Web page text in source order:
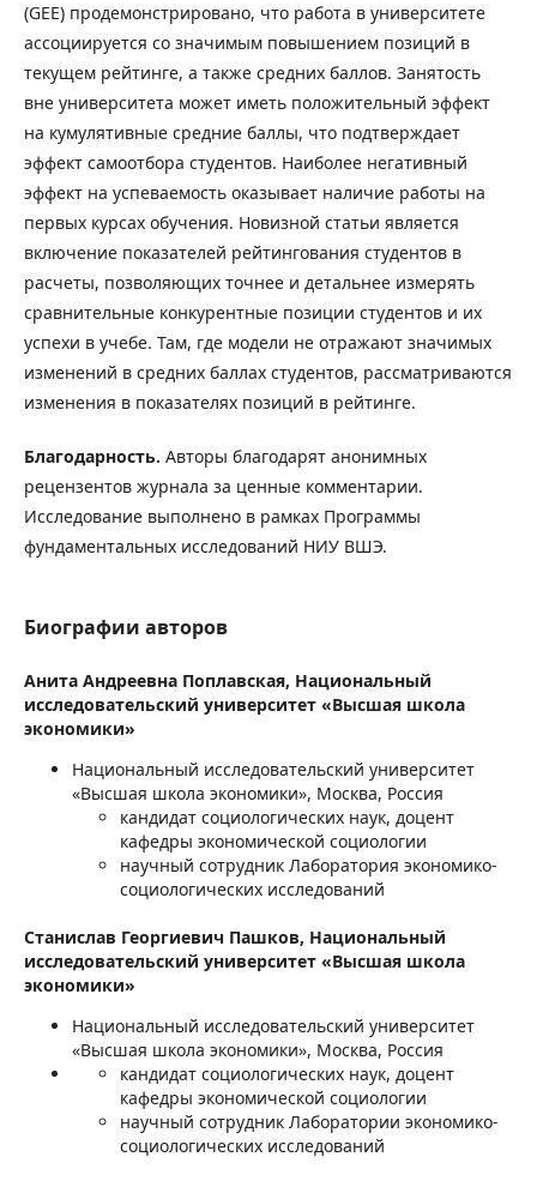
(GEE) продемонстрировано, что работа в университете
ассоциируется со значимым повышением позиций в
текущем рейтинге, а также средних баллов. Занятость
вне университета может иметь положительный эффект
на кумулятивные средние баллы, что подтверждает
эффект самоотбора студентов. Наиболее негативный
эффект на успеваемость оказывает наличие работы на
первых курсах обучения. Новизной статьи является
включение показателей рейтингования студентов в
расчеты, позволяющих точнее и детальнее измерять
сравнительные конкурентные позиции студентов и их
успехи в учебе. Там, где модели не отражают значимых
изменений в средних баллах студентов, рассматриваются
изменения в показателях позиций в рейтинге.
Благодарность. Авторы благодарят анонимных
рецензентов журнала за ценные комментарии.
Исследование выполнено в рамках Программы
фундаментальных исследований НИУ ВШЭ.
Биографии авторов
Анита Андреевна Поплавская, Национальный
исследовательский университет «Высшая школа
экономики»
Национальный исследовательский университет
«Высшая школа экономики», Москва, Россия
кандидат социологических наук, доцент
кафедры экономической социологии
научный сотрудник Лаборатория экономико-
социологических исследований
Станислав Георгиевич Пашков, Национальный
исследовательский университет «Высшая школа
экономики»
Национальный исследовательский университет
«Высшая школа экономики», Москва, Россия
кандидат социологических наук, доцент
кафедры экономической социологии
научный сотрудник Лаборатории экономико-
социологических исследований